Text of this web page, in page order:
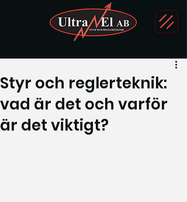
Styr och reglerteknik:
vad är det och varför
är det viktigt?